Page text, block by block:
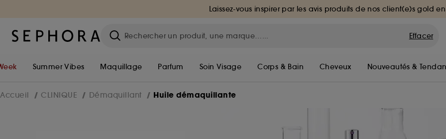
Laissez-vous inspirer par les avis produits de nos client(e)s gold
Effacer
Summer Vibes Maquillage Parfum Soin Visage Corps & Bain Cheveux Nouveautés &
Accueil CLINIQUE Démaquillant Huile démaquillante